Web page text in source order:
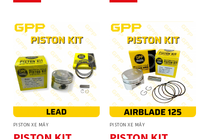
này
có
nhiều
biến
thể.
Các
tùy
chọn
có
thể
này
có
nhiều
biến
thể.
Các
tùy
chọn
có
thể
PISTON XE MÁY PISTON XE MÁY